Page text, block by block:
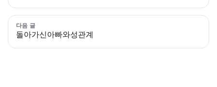
다음 글
돌아가신아빠와성관계